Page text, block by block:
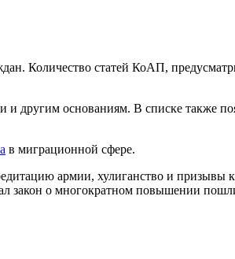
Количество статей КоАП,
и другим основаниям. В списке также
в миграционной сфере.
армии, хулиганство и призывы
закон о многократном повышении